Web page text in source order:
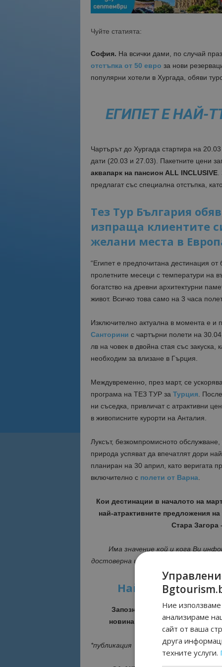
Чуйте статията:
София. На всички дами, по случай
отстъпка от 50 евро за нови
популярни хотели в Хургада, обяви
ЕГИПЕТ Е НАЙ-
Чартърът до Хургада стартира на
дати (20.03 и 27.03). Пакетните цени
аквапарк на пансион ALL INCLUSIVE.
предлагат със специална отстъпка,
Тез Тур България
изпраща клиентите
желани места в
“Египет е предпочитана дестинация
пролетните месеци с температури на
богатство на древни архитектурни
живот. Всичко това само на 3 часа
Изключително актуална в момента е и
Санторини с чартърни полети на
лв на човек в двойна стая със закуска,
необходим за влизане в Гърция.
Междувременно, през март, се
програма на ТЕЗ ТУР за Турция .
ни съседка, привличат с атрактивни
в живописните курорти на Анталия.
Луксът, безкомпромисното
природа успяват да впечатлят дори
планиран на 30 април, като веригата
включително с полети от Варна
Кои дестинации в началото на
най-атрактивните предложения
Стара Загора
Има значение кой и кога Ви
достоверна и актуална информация
Най-важните
Запознайте се с
новинарския ни сайтТУК–
*публикация
Ние
анализираме
сайт от ваша
друга
техните услуги.